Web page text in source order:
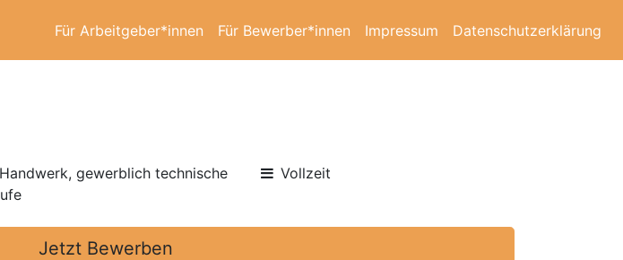
Für Arbeitgeber*innen Für Bewerber*innen Impressum Datenschutzerklärung
Handwerk, gewerblich technische
Vollzeit
Jetzt Bewerben